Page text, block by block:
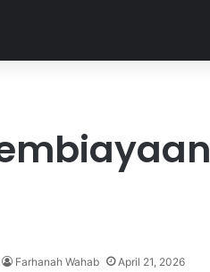
Farhanah Wahab April 21, 2026